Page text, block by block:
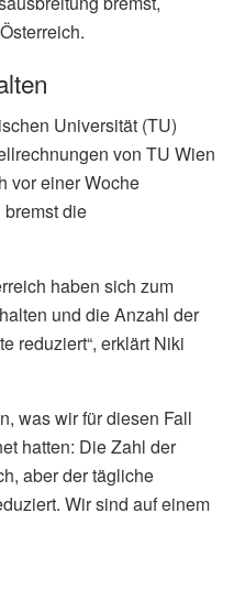
Universität (TU)
von TU Wien
vor einer Woche
die
haben sich zum
und die Anzahl der
reduziert“, erklärt Niki
was wir für diesen Fall
hatten: Die Zahl der
aber der tägliche
Wir sind auf einem